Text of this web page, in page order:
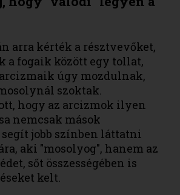
arra kérték a résztvevőket,
a fogaik között egy tollat,
úgy mozdulnak,
szoktak.
hogy az arcizmok ilyen
nemcsak mások
jobb színben láttatni
aki "mosolyog", hanem az
sőt összességében is
kelt.